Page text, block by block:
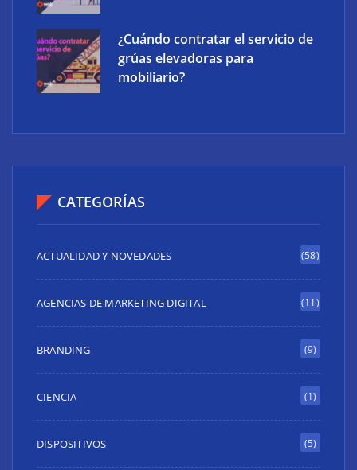
¿Cuándo contratar el servicio de
grúas elevadoras para
mobiliario?
CATEGORÍAS
ACTUALIDAD Y NOVEDADES (58)
AGENCIAS DE MARKETING DIGITAL (11)
BRANDING (9)
CIENCIA (1)
DISPOSITIVOS (5)